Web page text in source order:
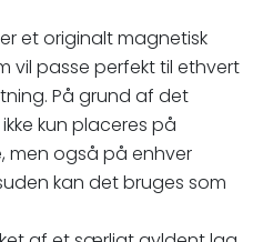
et originalt magnetisk
vil passe perfekt til ethvert
På grund af det
kun placeres på
men også på enhver
kan det bruges som